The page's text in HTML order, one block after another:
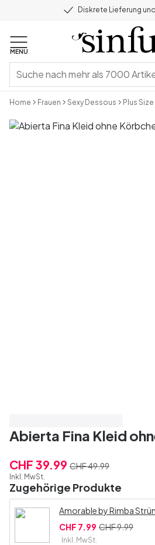
Diskrete Lieferung
MENU
Home Frauen Sexy Dessous Plus Size
Abierta Fina Kleid
CHF 39.99 CHF 49.99
Inkl. MwSt.
Zugehörige Produkte
Amorable by Rimba
CHF 7.99 CHF 9.99
Inkl. MwSt.